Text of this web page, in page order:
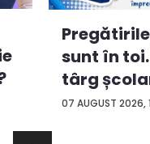
07 AUGUST 2026,
sunt în
târg
con...